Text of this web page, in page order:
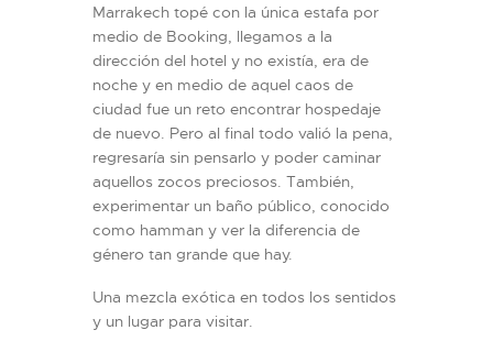
Marrakech topé con la única estafa por
medio de Booking, llegamos a la
dirección del hotel y no existía, era de
noche y en medio de aquel caos de
ciudad fue un reto encontrar hospedaje
de nuevo. Pero al final todo valió la pena,
regresaría sin pensarlo y poder caminar
aquellos zocos preciosos. También,
experimentar un baño público, conocido
como hamman y ver la diferencia de
género tan grande que hay.
Una mezcla exótica en todos los sentidos
y un lugar para visitar.